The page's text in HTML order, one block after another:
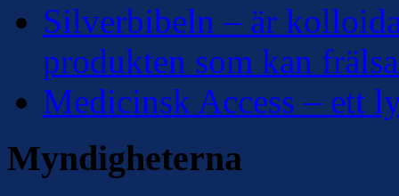
Silverbibeln – är
produkten som kan
Medicinsk Access – ett
Myndigheterna